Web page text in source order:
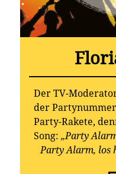
Der TV-
der
Party-Rakete,
Song: „Party
Party Alarm, los